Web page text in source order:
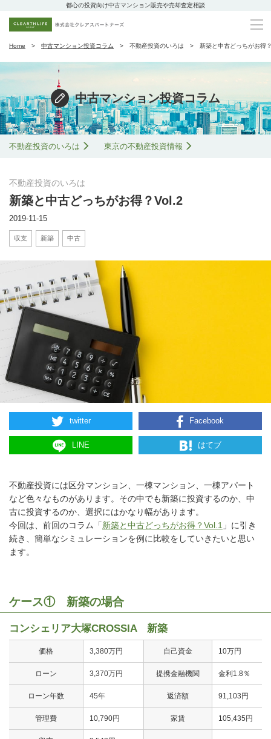
都心の投資向け中古マンション販売や売却査定相談
Home 中古マンション投資コラム 不動産投資のいろは 新築と中古どっちがお得
中古マンション投資コラム
不動産投資のいろは 東京の不動産投資情報
新築と中古どっちがお得？Vol.2
不動産投資のいろは
2019-11-15
収支 新築 中古
twitter Facebook
LINE はてブ
不動産投資には区分マンション、一棟マンション、一棟アパート
など色々なものがあります。その中でも新築に投資するのか、中
古に投資するのか、選択にはかなり幅があります。
今回は、前回のコラム「新築と中古どっちがお得？Vol.1 」に引き
続き、簡単なシミュレーションを例に比較をしていきたいと思い
ます。
ケース① 新築の場合
コンシェリア大塚CROSSIA 新築
価格 3,380万円 自己資金 10万円
ローン 3,370万円 提携金融機関 金利1.8％
ローン年数 45年 返済額 91,103円
管理費 10,790円 家賃 105,435円